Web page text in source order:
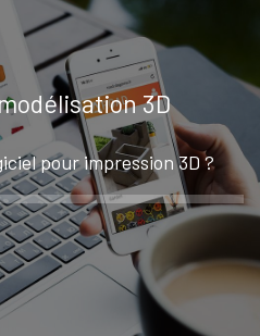
3D
pour impression 3D ?